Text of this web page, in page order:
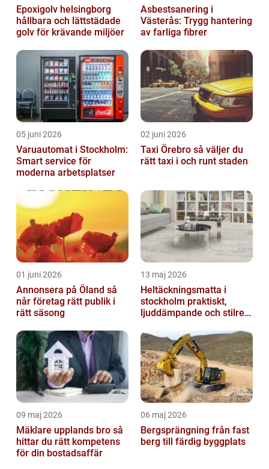
Epoxigolv helsingborg
hållbara och lättstädade
golv för krävande miljöer
Asbestsanering i
Västerås: Trygg hantering
av farliga fibrer
05 juni 2026
Varuautomat i Stockholm:
Smart service för
moderna arbetsplatser
02 juni 2026
Taxi Örebro så väljer du
rätt taxi i och runt staden
01 juni 2026
Annonsera på Öland så
når företag rätt publik i
rätt säsong
13 maj 2026
Heltäckningsmatta i
stockholm praktiskt,
ljuddämpande och stilrent
09 maj 2026
Mäklare upplands bro så
hittar du rätt kompetens
för din bostadsaffär
06 maj 2026
Bergsprängning från fast
berg till färdig byggplats